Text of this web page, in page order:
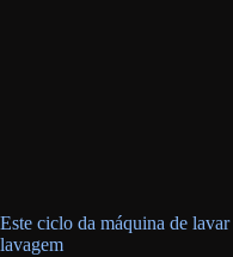
Este ciclo da máquina de
lavagem